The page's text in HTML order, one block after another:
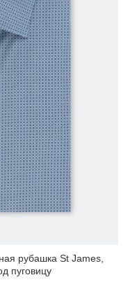
рубашка St James,
пуговицу